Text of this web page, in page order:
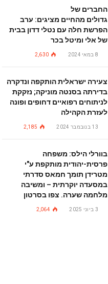
החברים של
גדולים מהחיים מציגים: ערב
הפרשת חלה עם נטלי דדון בבית
של אלי ומיטל בכר
8 במאי 2024 2,630
צעירה ישראלית הותקפה ונדקרה
בדירתה בסנטה מוניקה; נזקקת
לניתוחים רפואיים דחופים ופונה
לעזרת הקהילה
13 בנובמבר 2024 2,185
בוורלי הילס: משפחה
פרסית-יהודית מותקפת ע"י
מטרידן תומך חמאס סדרתי
במסעדה יוקרתית – ומשיבה
מלחמה שערה. צפו בסרטון
3 ביוני 2025 2,064